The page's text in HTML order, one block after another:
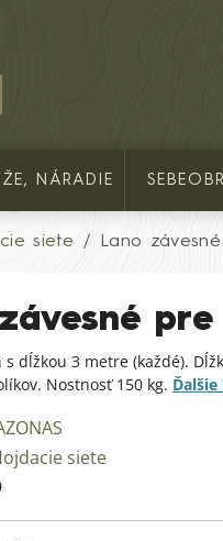
NÁRADIE
siete Lano
s dĺžkou 3 metre (každé).
Nostnosť 150 kg.
siete